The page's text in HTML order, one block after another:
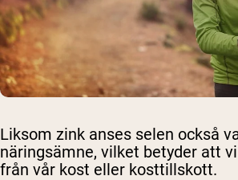
Liksom zink anses selen också
näringsämne, vilket betyder att
från vår kost eller kosttillskott.